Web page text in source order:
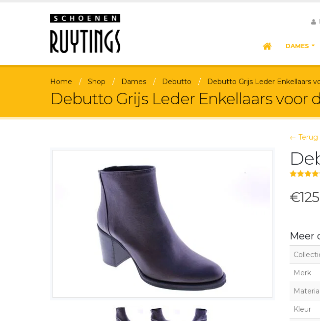
DAMES
Home Shop Dames Debutto Debutto Grijs Leder Enkellaars
Debutto Grijs Leder Enkellaars voor
← Terug
Meer
Merk
Kleur